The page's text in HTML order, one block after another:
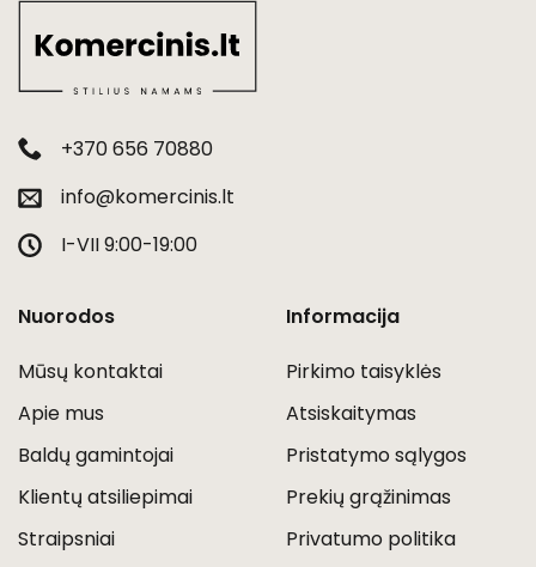
+370 656 70880
info@komercinis.lt
I-VII 9:00-19:00
Nuorodos
Mūsų kontaktai
Apie mus
Baldų gamintojai
Klientų atsiliepimai
Straipsniai
Informacija
Pirkimo taisyklės
Atsiskaitymas
Pristatymo sąlygos
Prekių grąžinimas
Privatumo politika